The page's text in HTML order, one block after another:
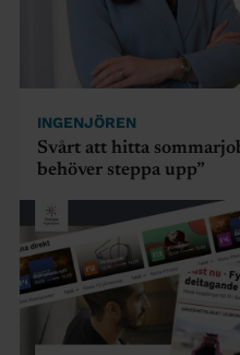
INGENJÖREN
Svårt att hitta
behöver steppa upp”